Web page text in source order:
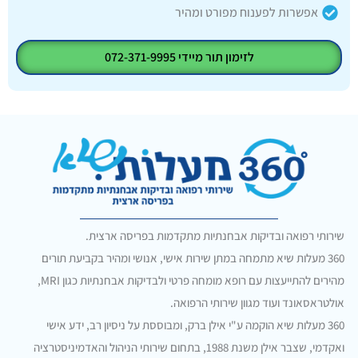
אפשרות לפענוח מפורט ומהיר
לזימון תור מיידי 072-371-9995
שירותי רפואה ובדיקות אבחנתיות מתקדמות בפריסה ארצית.
360 מעלות שיא מתמחה במתן שירות אישי, אנושי ומהיר בקביעת תורים
מהירים להתייעצות עם רופא מומחה פרטי ולבדיקות אבחנתיות כגון MRI,
אולטראסאונד ועוד מגוון שירותי הרפואה.
360 מעלות שיא הוקמה ע"י אילן ברק, ומבוססת על ניסיון רב, ידע אישי
ואקדמי, שצבר אילן משנת 1988, בתחום שירותי הניהול והאדמיניסטרציה